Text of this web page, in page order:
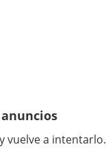
vuelve a intentarlo.